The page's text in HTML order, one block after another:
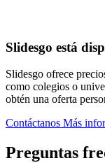
Slidesgo está
Slidesgo ofrece
como colegios o
obtén una oferta
Contáctanos Más
Preguntas